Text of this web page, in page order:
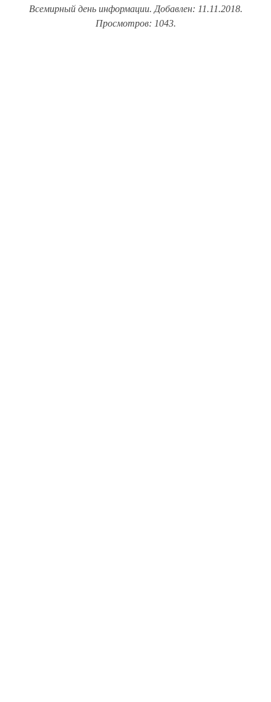
Всемирный день информации. Добавлен: 11.11.2018.
Просмотров: 1043.